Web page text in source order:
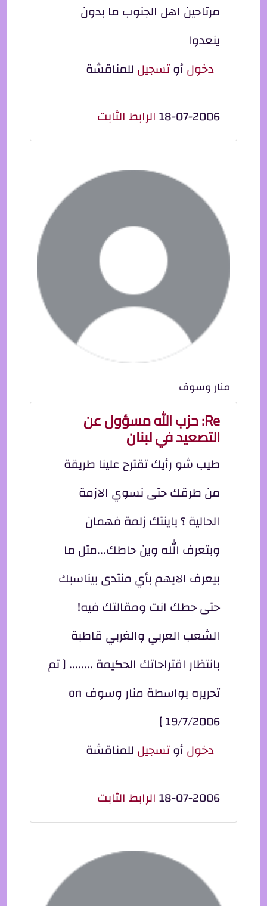
مرتاحين اهل الجنوب ما بدون
ينعدوا
دخولأوتسجيلللمناقشة
18-07-2006الرابط الثابت
منار وسوف
Re: حزب الله مسؤول عن
التصعيد في لبنان
طيب شو رأيك تقترح علينا طريقة
من طرقك حتى نسوي الازمة
الحالية ؟ باينتك زلمة فهمان
وبتعرف الله وين حاطك...متل ما
بيعرف الايهم بأي منتدى بيناسبك
حتى حطك انت ومقالتك فيه!
الشعب العربي والغربي قاطبة
بانتظار اقتراحاتك الحكيمة ........ [ تم
تحريره بواسطة منار وسوف on
19/7/2006 ]
دخولأوتسجيلللمناقشة
18-07-2006الرابط الثابت